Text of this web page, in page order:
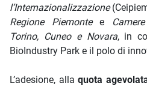
l’Internazionalizzazione
Regione Piemonte e
Torino, Cuneo e Novara, in
BioIndustry Park e il polo di
L’adesione, alla quota